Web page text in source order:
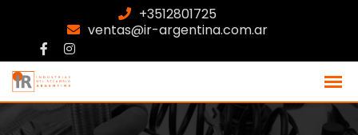
+3512801725
ventas@ir-argentina.com.ar